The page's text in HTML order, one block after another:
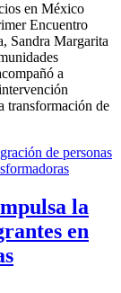
en México
Encuentro
Sandra Margarita
a
transformación de
la
en